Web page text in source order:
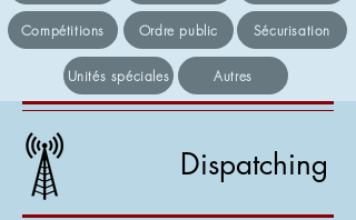
Compétitions Ordre public Sécurisation
Unités spéciales Autres
Dispatching